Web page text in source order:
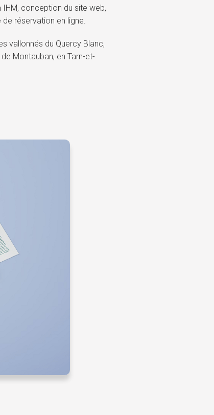
conception du site web,
réservation en ligne.
vallonnés du Quercy Blanc,
Montauban, en Tarn-et-